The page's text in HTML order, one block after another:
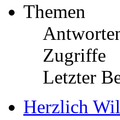
Themen
Zugriffe
Letzter
Herzlich